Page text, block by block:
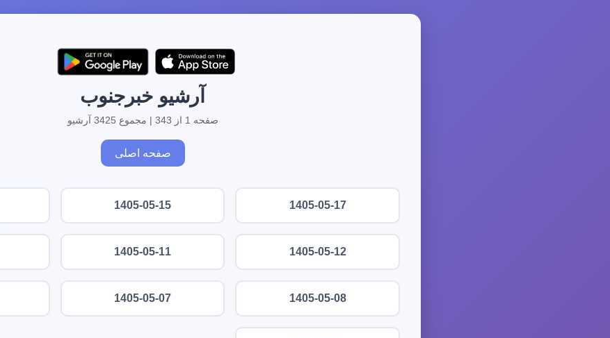
آرشیو خبرجنوب
صفحه 1 از 343 | مجموع 3425 آرشیو
صفحه اصلی
1405-05-17
1405-05-15
1405-05-12
1405-05-11
1405-05-08
1405-05-07